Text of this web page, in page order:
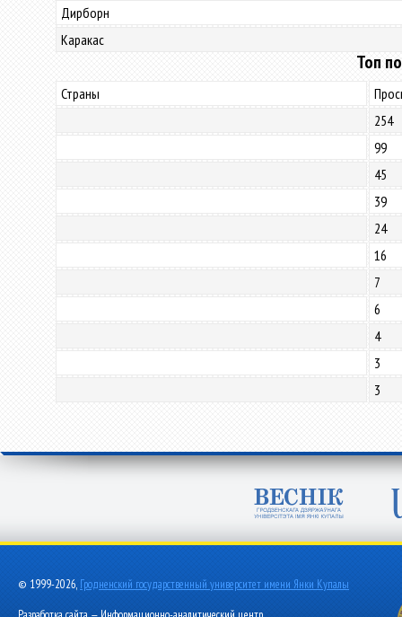
Дирборн
Каракас
Топ
Страны
254
99
45
39
24
16
7
6
4
3
3
© 1999-2026, Гродненский государственный университет имени Янки Купалы